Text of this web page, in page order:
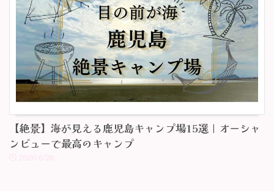
【絶景】海が見える鹿児島キャンプ場15選｜オーシャ
ンビューで最高のキャンプ